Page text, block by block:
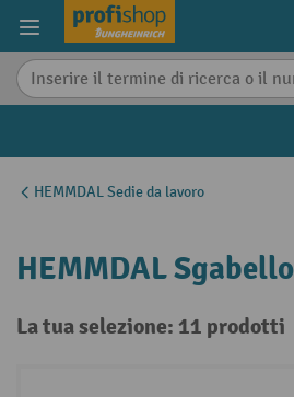
content
HEMMDAL Sedie da lavoro
HEMMDAL
La tua selezione: 11 prodotti